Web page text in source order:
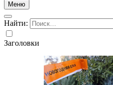
Меню
Найти:
Заголовки